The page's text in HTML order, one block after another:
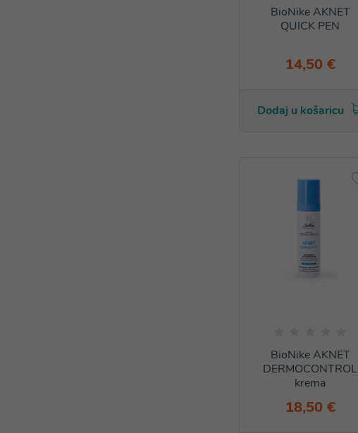
BioNike AKNET
QUICK PEN
14,50 €
Dodaj u košaricu
BioNike AKNET
DERMOCONTROL
krema
18,50 €